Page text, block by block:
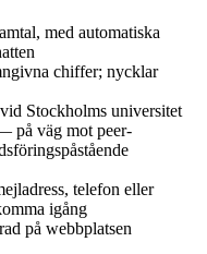
med automatiska
chiffer; nycklar
Stockholms universitet
på väg mot peer-
telefon eller
igång
på webbplatsen